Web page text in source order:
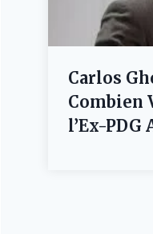
Carlos
Combien
l’Ex-PDG